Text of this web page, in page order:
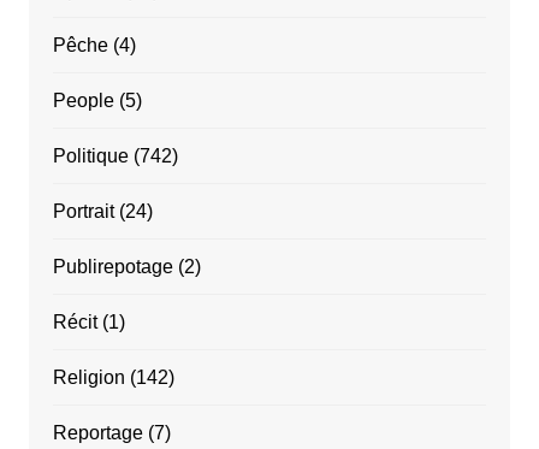
Pêche(4)
People(5)
Politique(742)
Portrait(24)
Publirepotage(2)
Récit(1)
Religion (142)
Reportage(7)